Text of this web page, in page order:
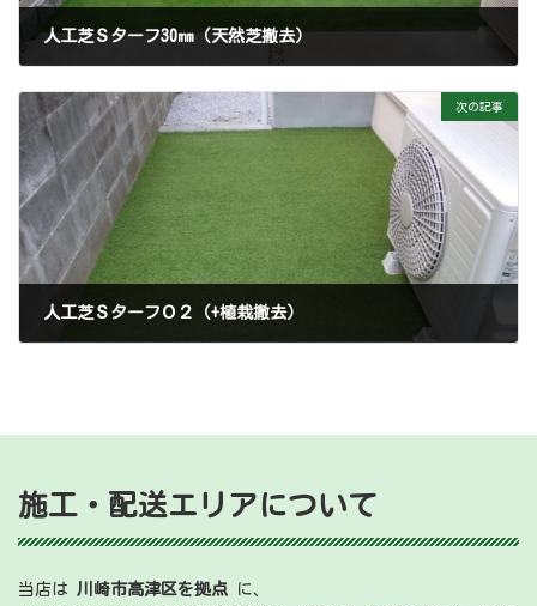
人工芝Ｓターフ30㎜（天然芝撤去）
次の記事
人工芝ＳターフＯ２（+植栽撤去）
施工・配送エリアについて
当店は 川崎市高津区を拠点 に、